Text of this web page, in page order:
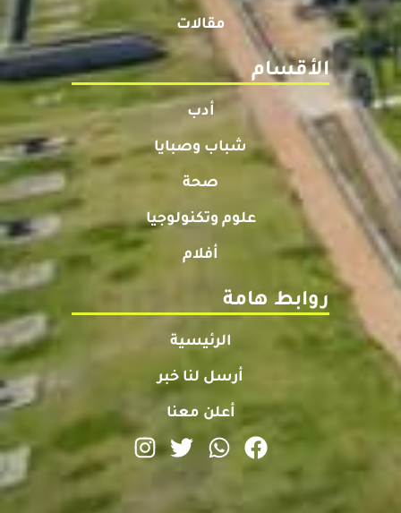
مقالات
الأقسام
أدب
شباب وصبايا
صحة
علوم وتكنولوجيا
أفلام
روابط هامة
الرئيسية
أرسل لنا خبر
أعلن معنا